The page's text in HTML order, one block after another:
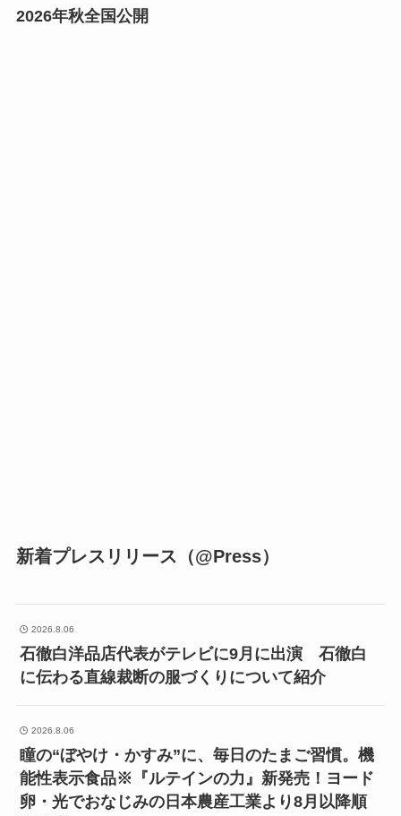
2026年秋全国公開
新着プレスリリース（@Press）
2026.8.06
石徹白洋品店代表がテレビに9月に出演 石徹白
に伝わる直線裁断の服づくりについて紹介
2026.8.06
瞳の“ぼやけ・かすみ”に、毎日のたまご習慣。機
能性表示食品※『ルテインの力』新発売！ヨード
卵・光でおなじみの日本農産工業より8月以降順